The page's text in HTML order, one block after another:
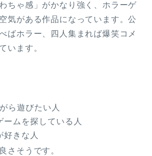
ちゃ感」がかなり強く、ホラーゲ
気がある作品になっています。公
ばホラー、四人集まれば爆笑コメ
います。
ら遊びたい人
ームを探している人
好きな人
さそうです。